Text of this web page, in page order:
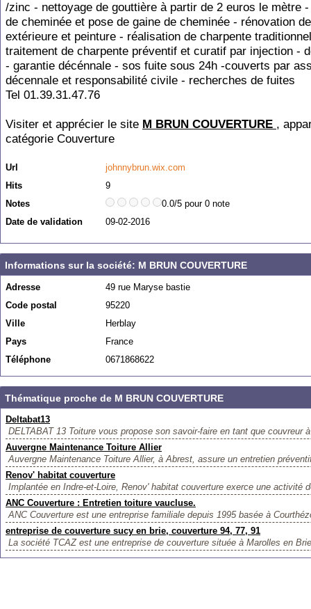
/zinc - nettoyage de gouttière à partir de 2 euros le mètre
de cheminée et pose de gaine de cheminée - rénovation
extérieure et peinture - réalisation de charpente
traitement de charpente préventif et curatif par injection -
- garantie décénnale - sos fuite sous 24h -couverts par
décennale et responsabilité civile - recherches de fuites
Tel 01.39.31.47.76
Visiter et apprécier le site M BRUN COUVERTURE ,
catégorie Couverture
Url
johnnybrun.wix.com
Hits
9
Notes
0.0/5 pour 0 note
Date de validation
09-02-2016
Informations sur la société: M BRUN COUVERTURE
Adresse
49 rue Maryse bastie
Code postal
95220
Ville
Herblay
Pays
France
Téléphone
0671868622
Thématique proche de M BRUN COUVERTURE
Deltabat13
DELTABAT 13 Toiture vous propose son savoir-faire en tant que couvreur
Auvergne Maintenance Toiture Allier
Auvergne Maintenance Toiture Allier, à Abrest, assure un entretien
Renov' habitat couverture
Implantée en Indre-et-Loire, Renov' habitat couverture exerce une activité
ANC Couverture : Entretien toiture vaucluse.
ANC Couverture est une entreprise familiale depuis 1995 basée à
entreprise de couverture sucy en brie, couverture 94, 77, 91
La société TCAZ est une entreprise de couverture située à Marolles en